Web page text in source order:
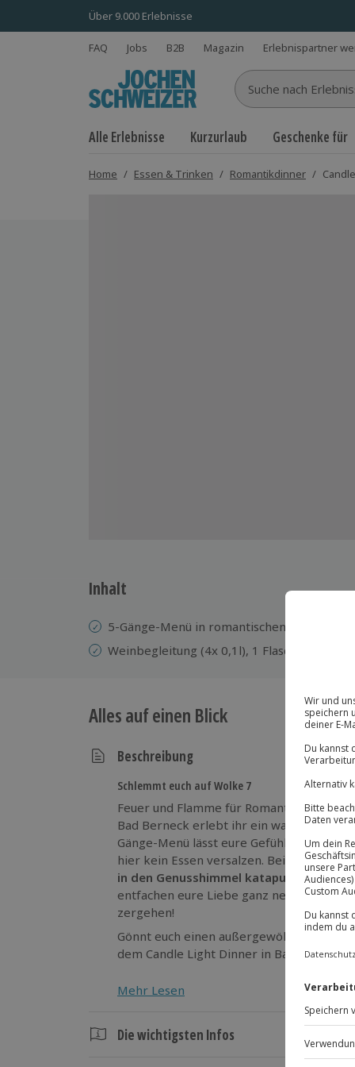
Über 9.000 Erlebnisse
FAQ Jobs B2B Magazin Erlebnispartner
Suche nach
Alle Erlebnisse Kurzurlaub Geschenke für
Home / Essen & Trinken / Romantikdinner /
Inhalt
5-Gänge-Menü in romantischen Ambiente
Weinbegleitung (4x 0,1l), 1 Flasche Wasser
Alles auf einen Blick
Beschreibung
Schlemmt euch auf Wolke 7
Feuer und Flamme für Romantik und
Bad Berneck erlebt ihr ein wahres
Gänge-Menü lässt eure Gefühle lodern.
hier kein Essen versalzen. Bei
in den Genusshimmel katapultiert.
entfachen eure Liebe ganz neu. Lasst
zergehen!
Gönnt euch einen außergewöhnlichen
dem Candle Light Dinner in Bad Berneck!
Mehr Lesen
Die wichtigsten Infos